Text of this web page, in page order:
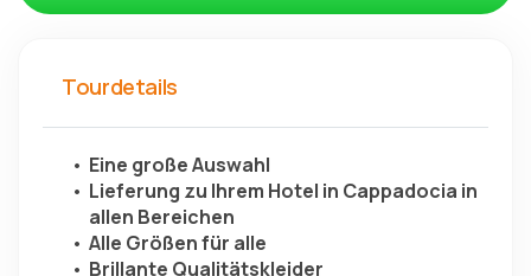
Tourdetails
Eine große Auswahl
Lieferung zu Ihrem Hotel in Cappadocia in
allen Bereichen
Alle Größen für alle
Brillante Qualitätskleider